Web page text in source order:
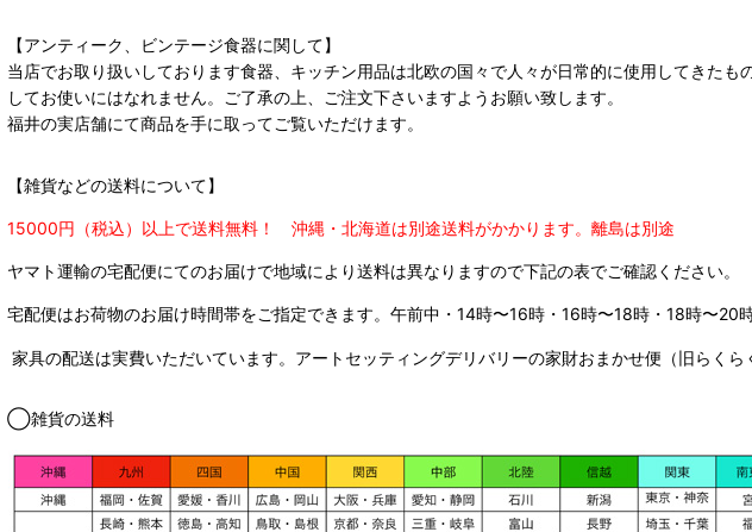
【アンティーク、ビンテージ食器に関して】
当店でお取り扱いしております食器、キッチン用品は北欧の国々で人々が日常的に使用してきた
してお使いにはなれません。ご了承の上、ご注文下さいますようお願い致します。
福井の実店舗にて商品を手に取ってご覧いただけます。
【雑貨などの送料について】
15000円（税込）以上で送料無料！ 沖縄・北海道は別途送料がかかります。 離島は別途
ヤマト運輸の宅配便にてのお届けで地域により送料は異なりますので下記の表でご確認ください。
宅配便はお荷物のお届け時間帯をご指定できます。 午前中・14時〜16時・16時〜18時・18時〜20
家具の配送は実費いただいています。アートセッティングデリバリーの家財おまかせ便（旧らく
◯雑貨の送料